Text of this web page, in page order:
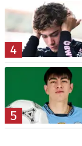
4
5